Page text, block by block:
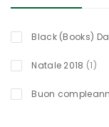
Black (Books)
Natale 2018 1titolo
Buon